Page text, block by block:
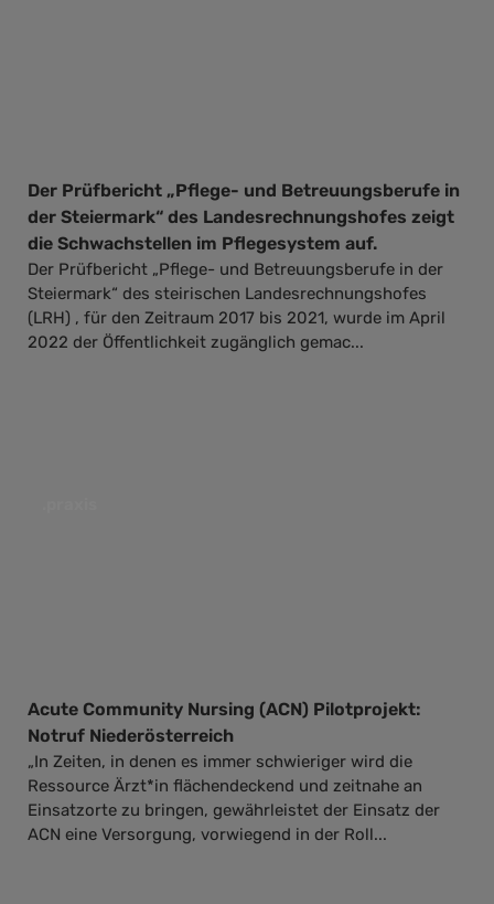
Der Prüfbericht „Pflege- und Betreuungsberufe in
der Steiermark“ des Landesrechnungshofes zeigt
die Schwachstellen im Pflegesystem auf.
Der Prüfbericht „Pflege- und Betreuungsberufe in der
Steiermark“ des steirischen Landesrechnungshofes
(LRH) , für den Zeitraum 2017 bis 2021, wurde im April
2022 der Öffentlichkeit zugänglich gemac...
Acute Community Nursing (ACN) Pilotprojekt:
Notruf Niederösterreich
„In Zeiten, in denen es immer schwieriger wird die
Ressource Ärzt*in flächendeckend und zeitnahe an
Einsatzorte zu bringen, gewährleistet der Einsatz der
ACN eine Versorgung, vorwiegend in der Roll...